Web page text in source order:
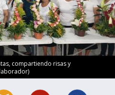
compartiendo risas y